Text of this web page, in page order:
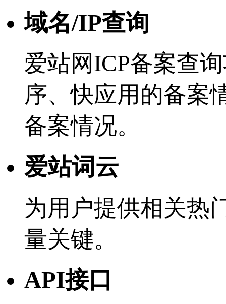
域名/IP查询
爱站网ICP备案查
序、快应用的备案
备案情况。
爱站词云
为用户提供相关热
量关键。
API接口